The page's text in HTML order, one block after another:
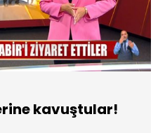
kavuştular!